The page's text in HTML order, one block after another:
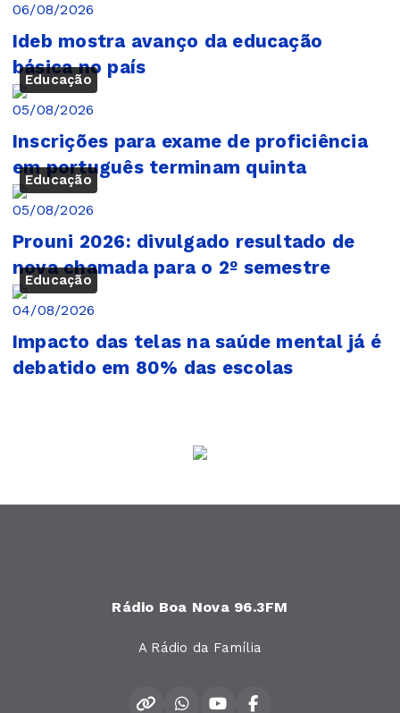
06/08/2026
Ideb mostra avanço da educação
básica no país
Educação
05/08/2026
Inscrições para exame de proficiência
em português terminam quinta
Educação
05/08/2026
Prouni 2026: divulgado resultado de
nova chamada para o 2º semestre
Educação
04/08/2026
Impacto das telas na saúde mental já é
debatido em 80% das escolas
Rádio Boa Nova 96.3FM
A Rádio da Família